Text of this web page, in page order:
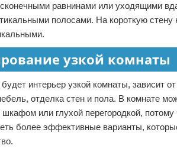
равнинами или уходящими
полосами. На короткую
узкой комнаты
интерьер узкой комнаты, зависит
отделка стен и пола. В комнате
или глухой перегородкой,
более эффективные варианты,